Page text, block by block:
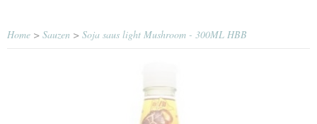
Home > Sauzen > Soja saus light Mushroom - 300ML HBB